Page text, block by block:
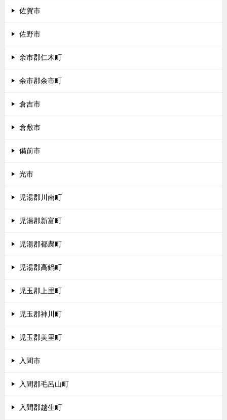
佐賀市
佐野市
余市郡仁木町
余市郡余市町
倉吉市
倉敷市
備前市
光市
児湯郡川南町
児湯郡新富町
児湯郡都農町
児湯郡高鍋町
児玉郡上里町
児玉郡神川町
児玉郡美里町
入間市
入間郡毛呂山町
入間郡越生町